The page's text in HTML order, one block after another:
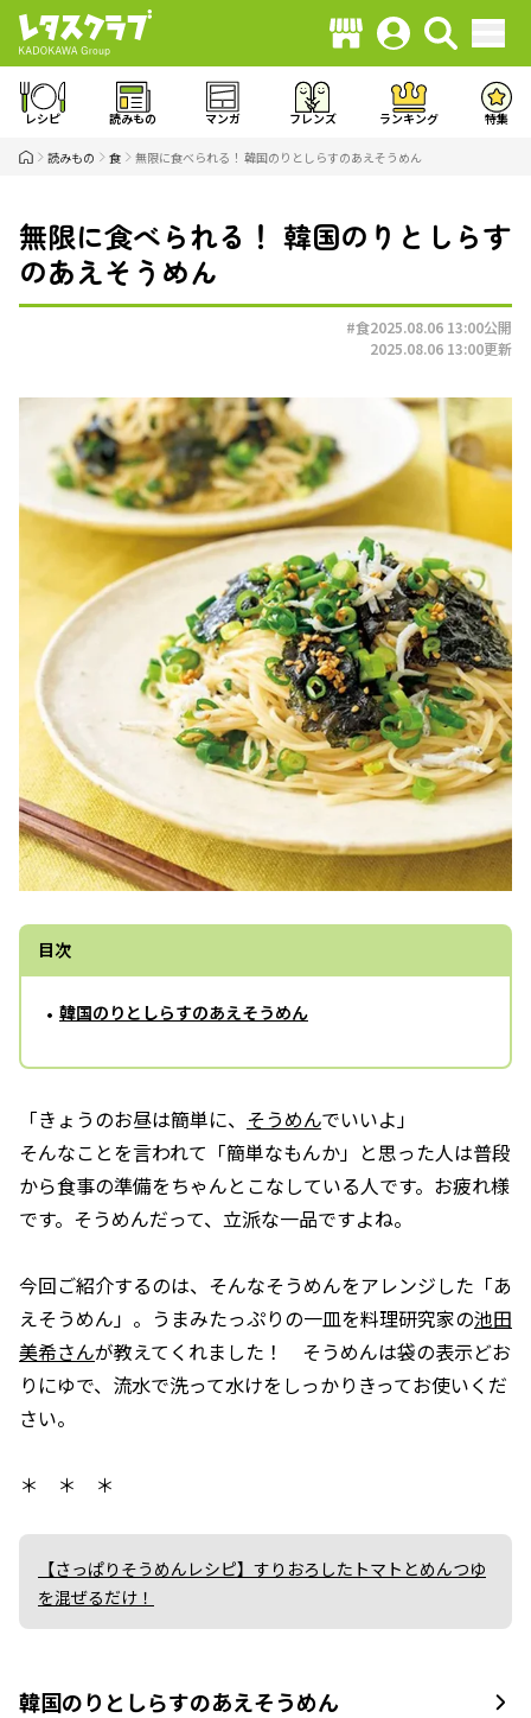
レシピ 読みもの マンガ フレンズ ランキング 特集
読みもの 食 無限に食べられる！ 韓国のりとしらすのあえそうめん
無限に食べられる！ 韓国のりとしらす
のあえそうめん
#食2025.08.06 13:00公開
2025.08.06 13:00更新
目次
韓国のりとしらすのあえそうめん
「きょうのお昼は簡単に、 そうめんでいいよ」
そんなことを言われて「簡単なもんか」と思った人は普段
から食事の準備をちゃんとこなしている人です。お疲れ様
です。そうめんだって、立派な一品ですよね。
今回ご紹介するのは、そんなそうめんをアレンジした「あ
えそうめん」。うまみたっぷりの一皿を料理研究家の池田
美希さんが教えてくれました！ そうめんは袋の表示どお
りにゆで、流水で洗って水けをしっかりきってお使いくだ
さい。
＊ ＊ ＊
【さっぱりそうめんレシピ】すりおろしたトマトとめんつゆ
を混ぜるだけ！
韓国のりとしらすのあえそうめん